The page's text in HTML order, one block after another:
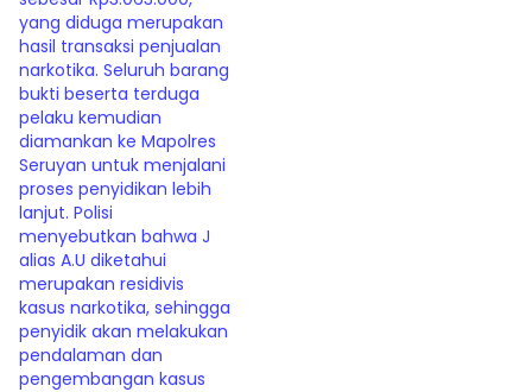
yang diduga merupakan
hasil transaksi penjualan
narkotika. Seluruh barang
bukti beserta terduga
pelaku kemudian
diamankan ke Mapolres
Seruyan untuk menjalani
proses penyidikan lebih
lanjut. Polisi
menyebutkan bahwa J
alias A.U diketahui
merupakan residivis
kasus narkotika, sehingga
penyidik akan melakukan
pendalaman dan
pengembangan kasus